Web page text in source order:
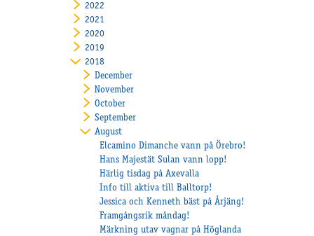
2022
2021
2020
2019
2018
December
November
October
September
August
Elcamino Dimanche vann på Örebro!
Hans Majestät Sulan vann lopp!
Härlig tisdag på Axevalla
Info till aktiva till Balltorp!
Jessica och Kenneth bäst på Årjäng!
Framgångsrik måndag!
Märkning utav vagnar på Höglanda